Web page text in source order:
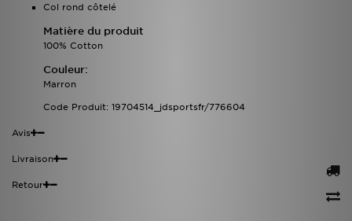
Col rond côtelé
Matière du produit
100% Cotton
Couleur:
Marron
Code Produit: 19704514_jdsportsfr/776604
Avis
Livraison
Retour